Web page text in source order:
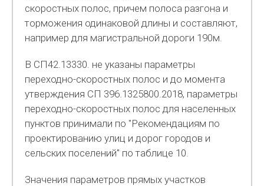
скоростных полос, причем полоса разгона и
торможения одинаковой длины и составляют,
например для магистральной дороги 190м.
В СП42.13330. не указаны параметры
переходно-скоростных полос и до момента
утверждения СП 396.1325800.2018, параметры
переходно-скоростных полос для населенных
пунктов принимали по "Рекомендациям по
проектированию улиц и дорог городов и
сельских поселений" по таблице 10.
Значения параметров прямых участков